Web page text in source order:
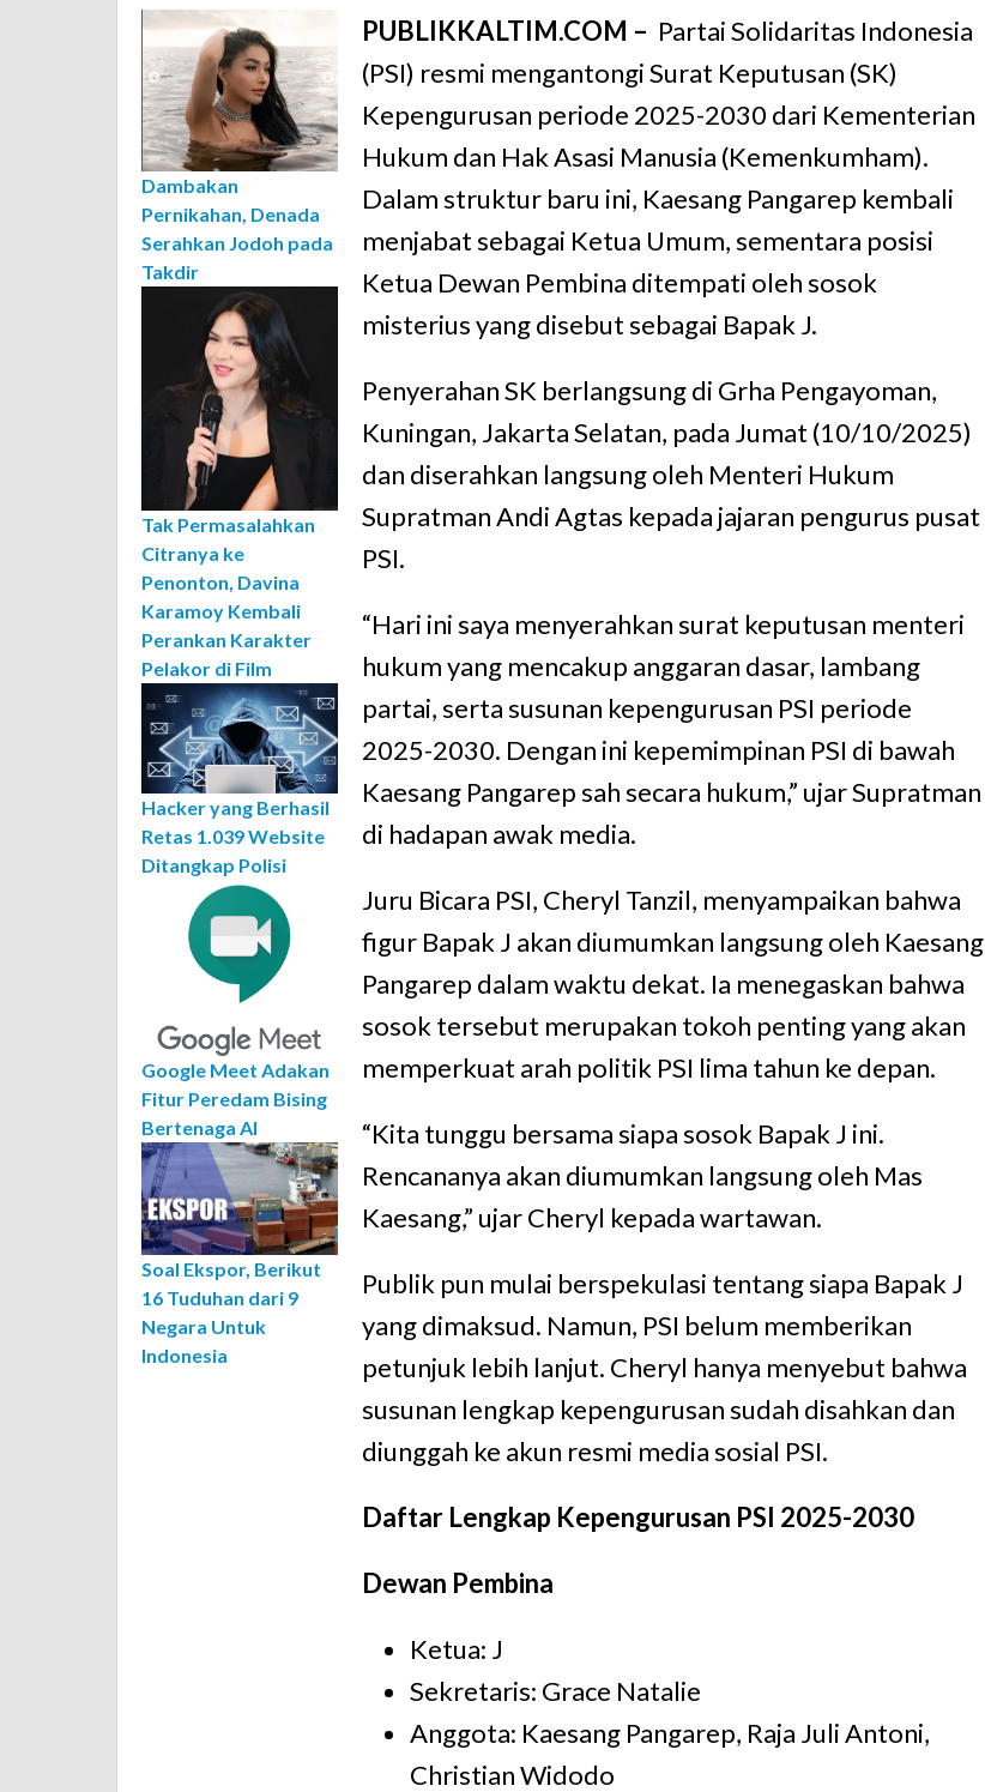
Dambakan
Pernikahan, Denada
Serahkan Jodoh pada
Takdir
Tak Permasalahkan
Citranya ke
Penonton, Davina
Karamoy Kembali
Perankan Karakter
Pelakor di Film
Hacker yang Berhasil
Retas 1.039 Website
Ditangkap Polisi
Google Meet Adakan
Fitur Peredam Bising
Bertenaga AI
Soal Ekspor, Berikut
16 Tuduhan dari 9
Negara Untuk
Indonesia
PUBLIKKALTIM.COM – Partai Solidaritas Indonesia
(PSI) resmi mengantongi Surat Keputusan (SK)
Kepengurusan periode 2025-2030 dari Kementerian
Hukum dan Hak Asasi Manusia (Kemenkumham).
Dalam struktur baru ini, Kaesang Pangarep kembali
menjabat sebagai Ketua Umum, sementara posisi
Ketua Dewan Pembina ditempati oleh sosok
misterius yang disebut sebagai Bapak J.
Penyerahan SK berlangsung di Grha Pengayoman,
Kuningan, Jakarta Selatan, pada Jumat (10/10/2025)
dan diserahkan langsung oleh Menteri Hukum
Supratman Andi Agtas kepada jajaran pengurus pusat
PSI.
“Hari ini saya menyerahkan surat keputusan menteri
hukum yang mencakup anggaran dasar, lambang
partai, serta susunan kepengurusan PSI periode
2025-2030. Dengan ini kepemimpinan PSI di bawah
Kaesang Pangarep sah secara hukum,” ujar Supratman
di hadapan awak media.
Juru Bicara PSI, Cheryl Tanzil, menyampaikan bahwa
figur Bapak J akan diumumkan langsung oleh Kaesang
Pangarep dalam waktu dekat. Ia menegaskan bahwa
sosok tersebut merupakan tokoh penting yang akan
memperkuat arah politik PSI lima tahun ke depan.
“Kita tunggu bersama siapa sosok Bapak J ini.
Rencananya akan diumumkan langsung oleh Mas
Kaesang,” ujar Cheryl kepada wartawan.
Publik pun mulai berspekulasi tentang siapa Bapak J
yang dimaksud. Namun, PSI belum memberikan
petunjuk lebih lanjut. Cheryl hanya menyebut bahwa
susunan lengkap kepengurusan sudah disahkan dan
diunggah ke akun resmi media sosial PSI.
Daftar Lengkap Kepengurusan PSI 2025-2030
Dewan Pembina
Ketua: J
Sekretaris: Grace Natalie
Anggota: Kaesang Pangarep, Raja Juli Antoni,
Christian Widodo